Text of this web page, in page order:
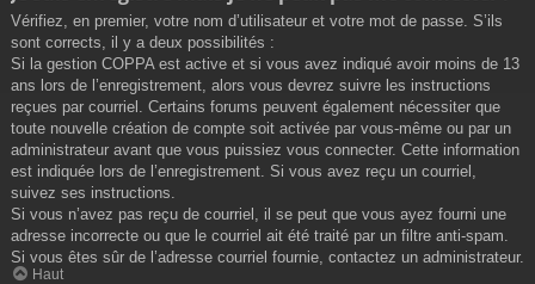
Vérifiez, en premier, votre nom d’utilisateur et votre mot de passe. S’ils
sont corrects, il y a deux possibilités :
Si la gestion COPPA est active et si vous avez indiqué avoir moins de 13
ans lors de l’enregistrement, alors vous devrez suivre les instructions
reçues par courriel. Certains forums peuvent également nécessiter que
toute nouvelle création de compte soit activée par vous-même ou par un
administrateur avant que vous puissiez vous connecter. Cette information
est indiquée lors de l’enregistrement. Si vous avez reçu un courriel,
suivez ses instructions.
Si vous n’avez pas reçu de courriel, il se peut que vous ayez fourni une
adresse incorrecte ou que le courriel ait été traité par un filtre anti-spam.
Si vous êtes sûr de l’adresse courriel fournie, contactez un administrateur.
Haut